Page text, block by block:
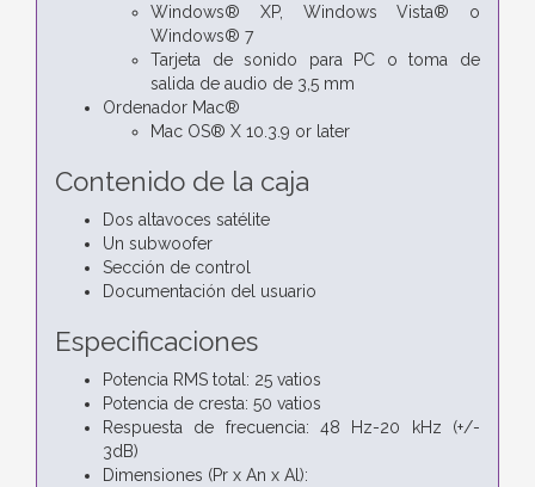
Windows® XP, Windows Vista® o
Windows® 7
Tarjeta de sonido para PC o toma de
salida de audio de 3,5 mm
Ordenador Mac®
Mac OS® X 10.3.9 or later
Contenido de la caja
Dos altavoces satélite
Un subwoofer
Sección de control
Documentación del usuario
Especificaciones
Potencia RMS total: 25 vatios
Potencia de cresta: 50 vatios
Respuesta de frecuencia: 48 Hz-20 kHz (+/-
3dB)
Dimensiones (Pr x An x Al):